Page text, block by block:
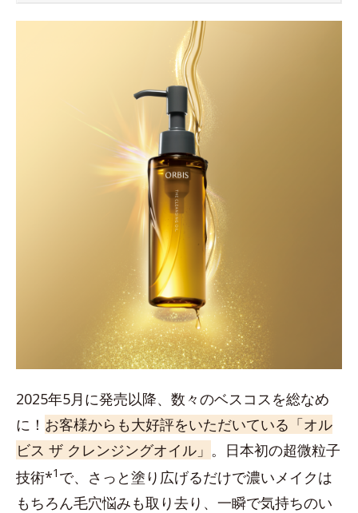
2025年5月に発売以降、数々のベスコスを総なめ
に！ お客様からも大好評をいただいている「オル
ビス ザ クレンジングオイル」 。日本初の超微粒子
技術*1 で、さっと塗り広げるだけで濃いメイクは
もちろん毛穴悩みも取り去り、一瞬で気持ちのい